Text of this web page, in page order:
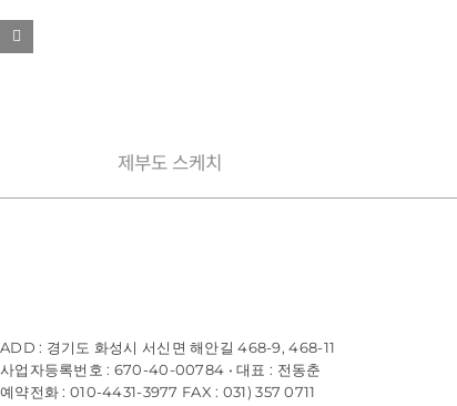
제부도 스케치
ADD : 경기도 화성시 서신면 해안길 468-9, 468-11
사업자등록번호 : 670-40-00784 • 대표 : 전동춘
예약전화 : 010-4431-3977 FAX : 031) 357 0711